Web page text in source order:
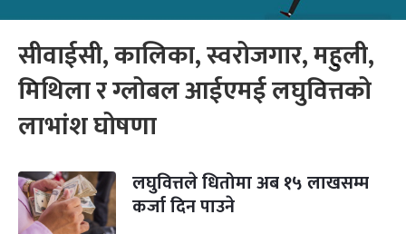
सीवाईसी, कालिका, स्वरोजगार, महुली,
मिथिला र ग्लोबल आईएमई लघुवित्तको
लाभांश घोषणा
लघुवित्तले धितोमा अब १५ लाखसम्म
कर्जा दिन पाउने